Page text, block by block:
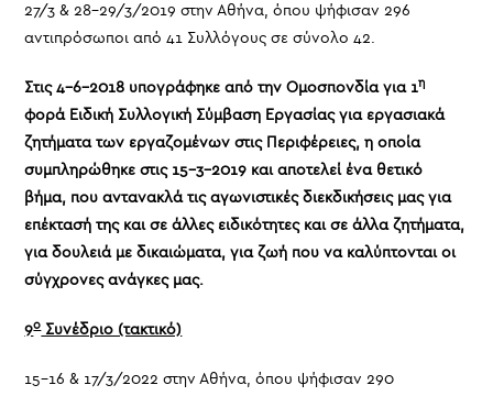
27/3 & 28-29/3/2019 στην Αθήνα, όπου ψήφισαν 296
αντιπρόσωποι από 41 Συλλόγους σε σύνολο 42.
Στις 4-6-2018 υπογράφηκε από την Ομοσπονδία για 1η
φορά Ειδική Συλλογική Σύμβαση Εργασίας για εργασιακά
ζητήματα των εργαζομένων στις Περιφέρειες, η οποία
συμπληρώθηκε στις 15-3-2019 και αποτελεί ένα θετικό
βήμα, που αντανακλά τις αγωνιστικές διεκδικήσεις μας για
επέκτασή της και σε άλλες ειδικότητες και σε άλλα ζητήματα,
για δουλειά με δικαιώματα, για ζωή που να καλύπτονται οι
σύγχρονες ανάγκες μας.
9οΣυνέδριο (τακτικό)
15-16 & 17/3/2022 στην Αθήνα, όπου ψήφισαν 290